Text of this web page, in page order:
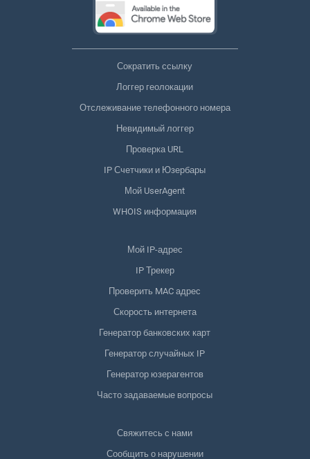
Сократить ссылку
Логгер геолокации
Отслеживание телефонного номера
Невидимый логгер
Проверка URL
IP Счетчики и Юзербары
Мой UserAgent
WHOIS информация
Мой IP-адрес
IP Трекер
Проверить MAC адрес
Скорость интернета
Генератор банковских карт
Генератор случайных IP
Генератор юзерагентов
Часто задаваемые вопросы
Свяжитесь с нами
Сообщить о нарушении